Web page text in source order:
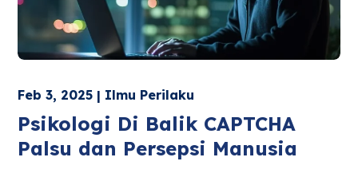
Feb 3, 2025 | Ilmu Perilaku
Psikologi Di Balik CAPTCHA
Palsu dan Persepsi Manusia